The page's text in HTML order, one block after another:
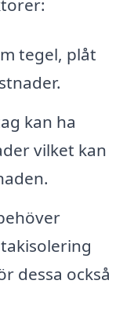
tegel, plåt
kan ha
vilket kan
dessa också